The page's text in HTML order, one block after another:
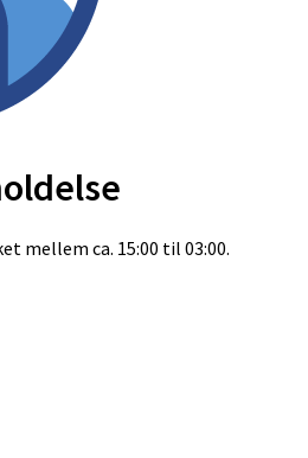
mellem ca. 15:00 til 03:00.